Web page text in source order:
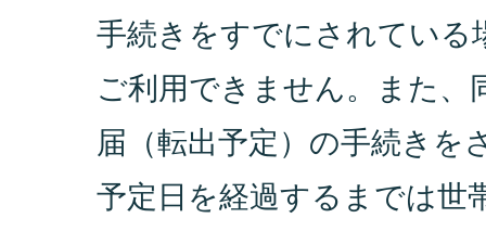
手続きをすでにされている
ご利用できません。また、
届（転出予定）の手続きを
予定日を経過するまでは世